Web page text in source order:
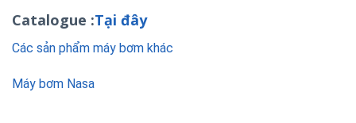
Catalogue :Tại đây
Các sản phẩm máy bơm khác
Máy bơm Nasa